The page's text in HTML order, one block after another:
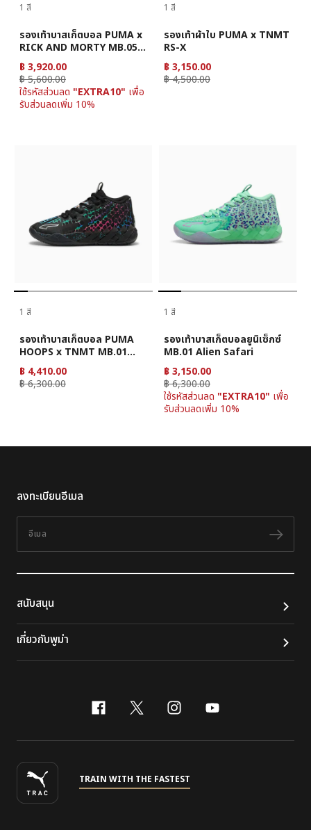
1 สี
รองเท้าบาสเก็ตบอล PUMA x
RICK AND MORTY MB.05
แบบยูนิเซ็กส์
฿ 3,920.00
฿ 5,600.00
ใช้รหัสส่วนลด "EXTRA10" เพื่อ
รับส่วนลดเพิ่ม 10%
1 สี
รองเท้าผ้าใบ PUMA x TNMT
RS-X
฿ 3,150.00
฿ 4,500.00
1 สี
รองเท้าบาสเก็ตบอล PUMA
HOOPS x TNMT MB.01
Baxter Stockman สำหรับ
ทุกเพศ
฿ 4,410.00
฿ 6,300.00
1 สี
รองเท้าบาสเก็ตบอลยูนิเซ็กซ์
MB.01 Alien Safari
฿ 3,150.00
฿ 6,300.00
ใช้รหัสส่วนลด "EXTRA10" เพื่อ
รับส่วนลดเพิ่ม 10%
ลงทะเบียนอีเมล
ติดต
สนับสนุน
เกี่ยวกับพูม่า
facebook
x-twitter
instagram
youtube
TRAIN WITH THE FASTEST